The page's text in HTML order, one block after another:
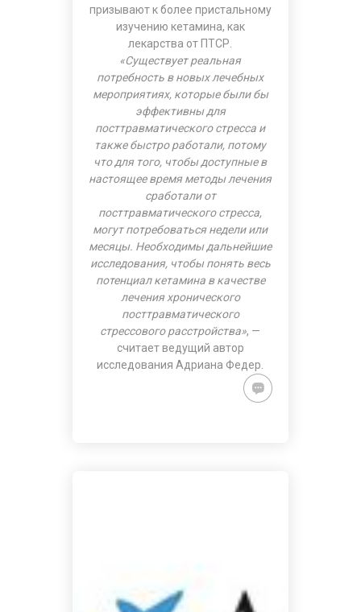
призывают к более пристальному
изучению кетамина, как
лекарства от ПТСР.
«Существует реальная
потребность в новых лечебных
мероприятиях, которые были бы
эффективны для
посттравматического стресса и
также быстро работали, потому
что для того, чтобы доступные в
настоящее время методы лечения
сработали от
посттравматического стресса,
могут потребоваться недели или
месяцы. Необходимы дальнейшие
исследования, чтобы понять весь
потенциал кетамина в качестве
лечения хронического
посттравматического
стрессового расстройства», —
считает ведущий автор
исследования Адриана Федер.